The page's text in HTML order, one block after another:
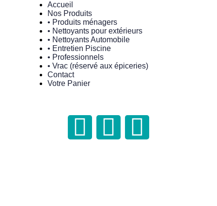
Accueil
Nos Produits
• Produits ménagers
• Nettoyants pour extérieurs
• Nettoyants Automobile
• Entretien Piscine
• Professionnels
• Vrac (réservé aux épiceries)
Contact
Votre Panier